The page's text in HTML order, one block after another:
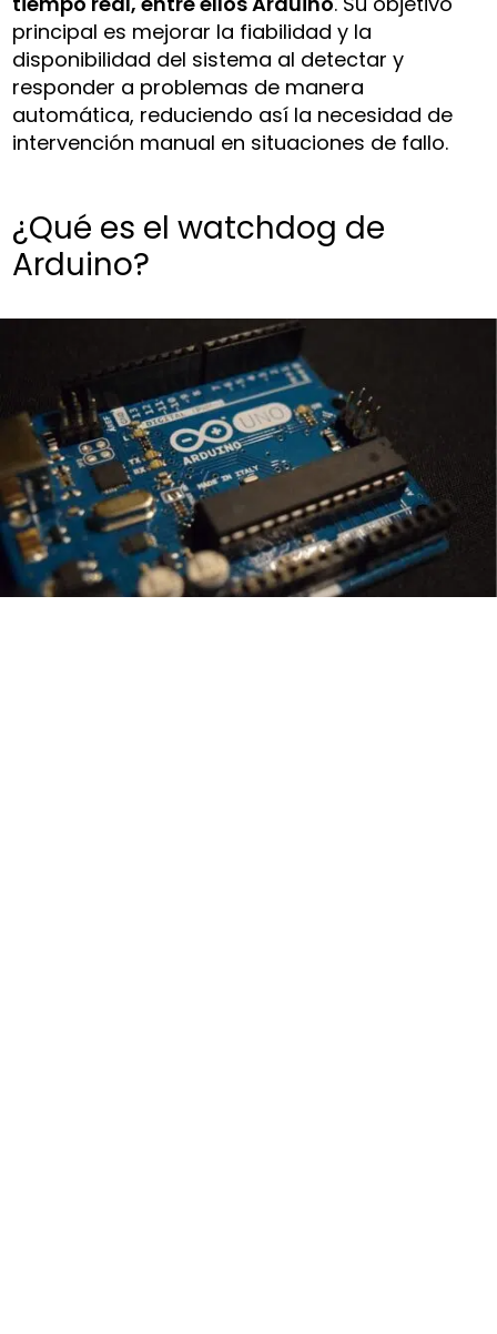
principal es mejorar la fiabilidad y la
disponibilidad del sistema al detectar y
responder a problemas de manera
automática, reduciendo así la necesidad de
intervención manual en situaciones de fallo.
¿Qué es el watchdog de
Arduino?